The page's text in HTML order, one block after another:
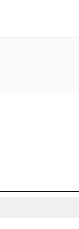
التحقق من كفاءتهما
للتأكد من أنها